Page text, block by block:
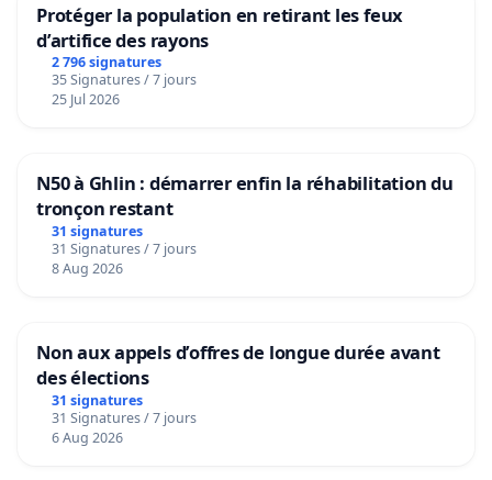
Protéger la population en retirant les feux
d’artifice des rayons
2 796 signatures
35 Signatures / 7 jours
25 Jul 2026
N50 à Ghlin : démarrer enfin la réhabilitation du
tronçon restant
31 signatures
31 Signatures / 7 jours
8 Aug 2026
Non aux appels d’offres de longue durée avant
des élections
31 signatures
31 Signatures / 7 jours
6 Aug 2026